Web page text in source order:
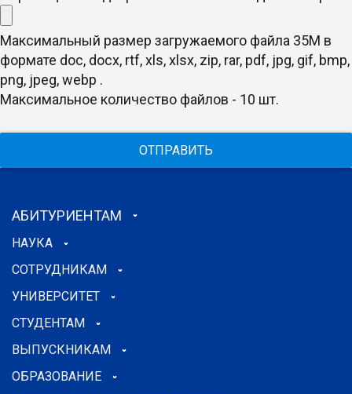
Максимальный размер загружаемого файла 35M в
формате doc, docx, rtf, xls, xlsx, zip, rar, pdf, jpg, gif, bmp,
png, jpeg, webp .
Максимальное количество файлов - 10 шт.
ОТПРАВИТЬ
АБИТУРИЕНТАМ
НАУКА
СОТРУДНИКАМ
УНИВЕРСИТЕТ
СТУДЕНТАМ
ВЫПУСКНИКАМ
ОБРАЗОВАНИЕ